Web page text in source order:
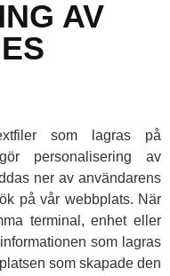
AV
som lagras på
personalisering av
ner av användarens
på vår webbplats. När
terminal, enhet eller
som lagras
som skapade den